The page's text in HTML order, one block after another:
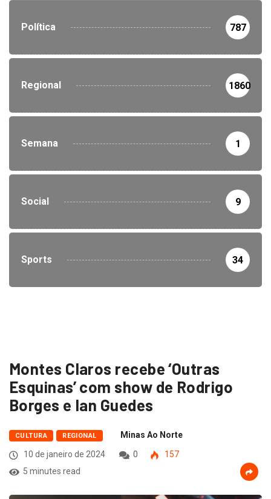
Política 787
Regional 1860
Semana 1
Social 9
Sports 34
Montes Claros recebe ‘Outras
Esquinas’ com show de Rodrigo
Borges e Ian Guedes
CULTURA REGIONAL
Minas Ao Norte
10 de janeiro de 2024
0
157
5 minutes read